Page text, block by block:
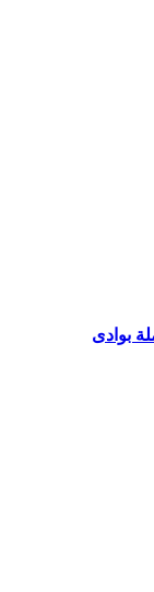
بوادى